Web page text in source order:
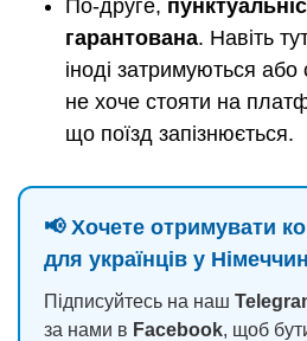
По-друге,
гарантована. Навіть
іноді затримуються
не хоче стояти на
що поїзд запізнюється.
📢 Хочете отримувати
для українців у
Підписуйтесь на наш
за нами в Facebook, щоб